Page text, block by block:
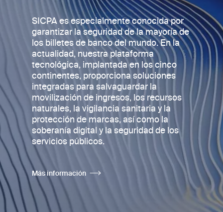
SICPA es especialmente conocida por
garantizar la seguridad de la mayoría de
los billetes de bancodel mundo. En la
actualidad, nuestra plataforma
tecnológica, implantada en los cinco
continentes, proporciona soluciones
integradas para salvaguardar la
movilización de ingresos, los recursos
naturales, la vigilancia sanitaria y la
protección de marcas, así como la
soberanía digital y la seguridad de los
servicios públicos.
Más información